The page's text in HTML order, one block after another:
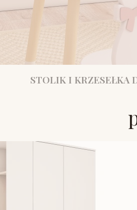
STOLIK I KRZESEŁKA